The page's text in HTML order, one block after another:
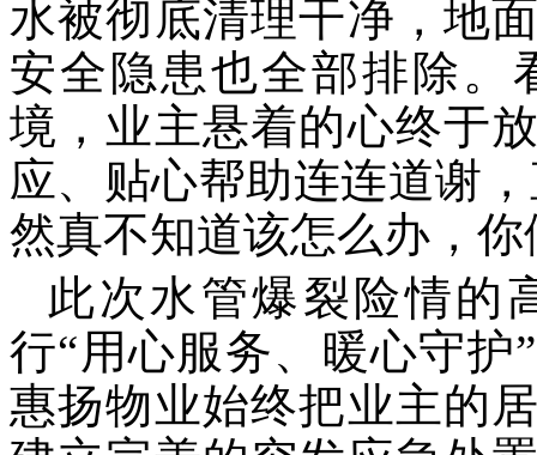
水被彻底清理干净，地
安全隐患也全部排除。
境，业主悬着的心终于
应、贴心帮助连连道谢
然真不知道该怎么办，
此次水管爆裂险情的
行“用心服务、暖心守护
惠扬物业始终把业主的